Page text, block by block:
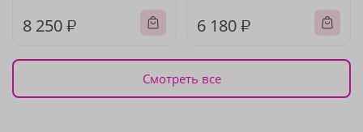
8 250 ₽ 6 180 ₽
Смотреть все